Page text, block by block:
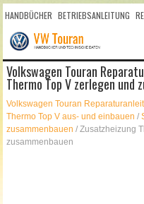
HANDBÜCHER BETRIEBSANLEITUNG
SUCHLAUF
Volkswagen Touran
Thermo Top V zerlegen und
Volkswagen Touran
Thermo Top V aus- und einbauen /
zusammenbauen / Zusatzheizung
zusammenbauen